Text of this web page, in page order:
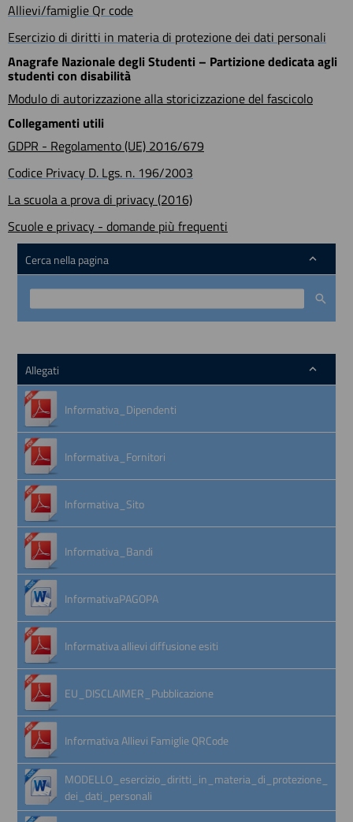
Allievi/famiglie Qr code
Esercizio di diritti in materia di protezione dei dati personali
Anagrafe Nazionale degli Studenti – Partizione dedicata agli
studenti con disabilità
Modulo di autorizzazione alla storicizzazione del fascicolo
Collegamenti utili
GDPR - Regolamento (UE) 2016/679
Codice Privacy D. Lgs. n. 196/2003
La scuola a prova di privacy (2016)
Scuole e privacy - domande più frequenti
Cerca nella pagina
Allegati
Informativa_Dipendenti
Informativa_Fornitori
Informativa_Sito
Informativa_Bandi
InformativaPAGOPA
Informativa allievi diffusione esiti
EU_DISCLAIMER_Pubblicazione
Informativa Allievi Famiglie QRCode
MODELLO_esercizio_diritti_in_materia_di_protezione_
dei_dati_personali